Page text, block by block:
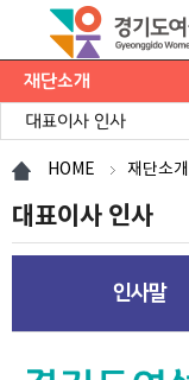
재단소개
대표이사 인사
미션과 비전
연혁
홍보관
재단조직
오시는길
HOME 재단소개
대표이사 인사
인사말